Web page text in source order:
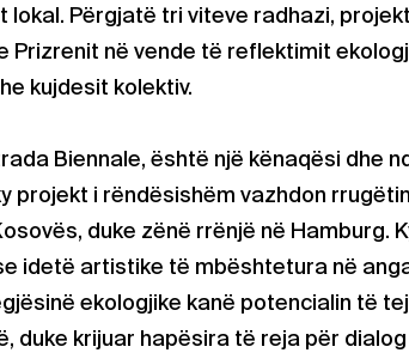
lokal. Përgjatë tri viteve radhazi,
Prizrenit në vende të reflektimit
kujdesit kolektiv.
Biennale, është një kënaqësi dhe
projekt i rëndësishëm vazhdon
duke zënë rrënjë në Hamburg.
idetë artistike të mbështetura në
ekologjike kanë potencialin të
duke krijuar hapësira të reja për